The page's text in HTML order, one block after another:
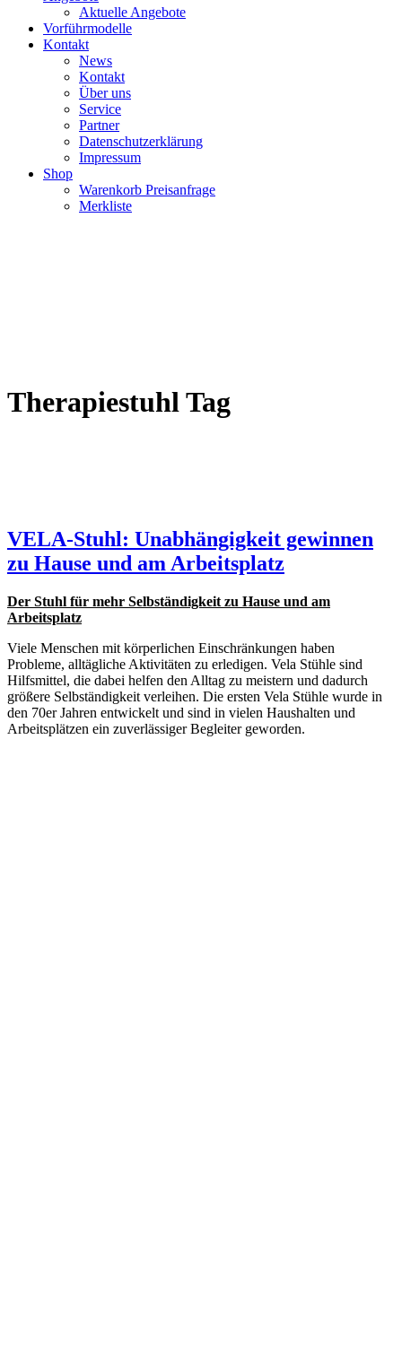
Aktuelle Angebote
Vorführmodelle
Kontakt
News
Kontakt
Über uns
Service
Partner
Datenschutzerklärung
Impressum
Shop
Warenkorb Preisanfrage
Merkliste
Therapiestuhl Tag
VELA-Stuhl: Unabhängigkeit gewinnen
zu Hause und am Arbeitsplatz
Der Stuhl für mehr Selbständigkeit zu Hause und am
Arbeitsplatz
Viele Menschen mit körperlichen Einschränkungen haben
Probleme, alltägliche Aktivitäten zu erledigen. Vela Stühle sind
Hilfsmittel, die dabei helfen den Alltag zu meistern und dadurch
größere Selbständigkeit verleihen. Die ersten Vela Stühle wurde in
den 70er Jahren entwickelt und sind in vielen Haushalten und
Arbeitsplätzen ein zuverlässiger Begleiter geworden.